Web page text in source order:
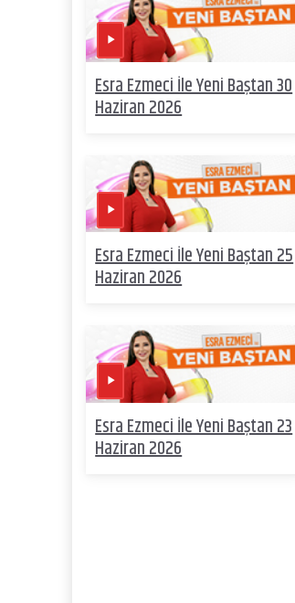
Esra Ezmeci İle Yeni Baştan 30
Haziran 2026
Esra Ezmeci İle Yeni Baştan 25
Haziran 2026
Esra Ezmeci İle Yeni Baştan 23
Haziran 2026